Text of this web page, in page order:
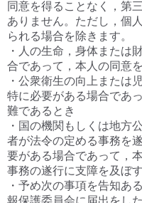
同意を得ることなく，第
ありません。ただし，個
られる場合を除きます。
・人の生命，身体または
合であって，本人の同意
・公衆衛生の向上または
特に必要がある場合であ
難であるとき
・国の機関もしくは地方
者が法令の定める事務を
要がある場合であって，
事務の遂行に支障を及ぼ
・予め次の事項を告知あ